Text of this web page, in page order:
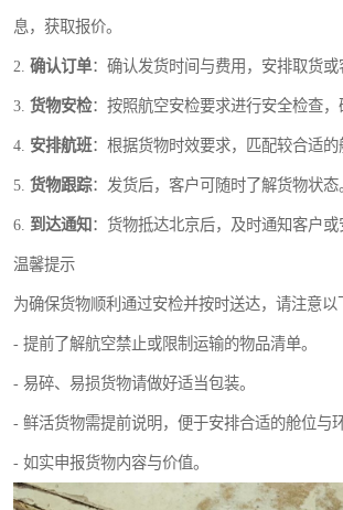
息，获取报价。
2. 确认订单：确认发货时间与费用，安排取货或
3. 货物安检：按照航空安检要求进行安全检查，
4. 安排航班：根据货物时效要求，匹配较合适的
5. 货物跟踪：发货后，客户可随时了解货物状态
6. 到达通知 ：货物抵达北京后，及时通知客户或
温馨提示
为确保货物顺利通过安检并按时送达，请注意以
- 提前了解航空禁止或限制运输的物品清单。
- 易碎、易损货物请做好适当包装。
- 鲜活货物需提前说明，便于安排合适的舱位与环
- 如实申报货物内容与价值。